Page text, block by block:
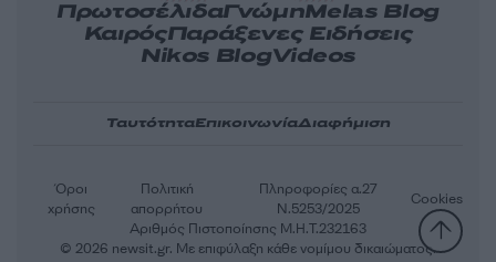
ΠρωτοσέλιδαΓνώμηMelas Blog
ΚαιρόςΠαράξενες Ειδήσεις
Nikos BlogVideos
ΤαυτότηταΕπικοινωνίαΔιαφήμιση
Αριθμός Πιστοποίησης Μ.Η.Τ.232163
Όροι
χρήσης
Πολιτική
απορρήτου
Πληροφορίες α.27
Ν.5253/2025
Cookies
© 2026 newsit.gr. Με επιφύλαξη κάθε νομίμου δικαιώματος.